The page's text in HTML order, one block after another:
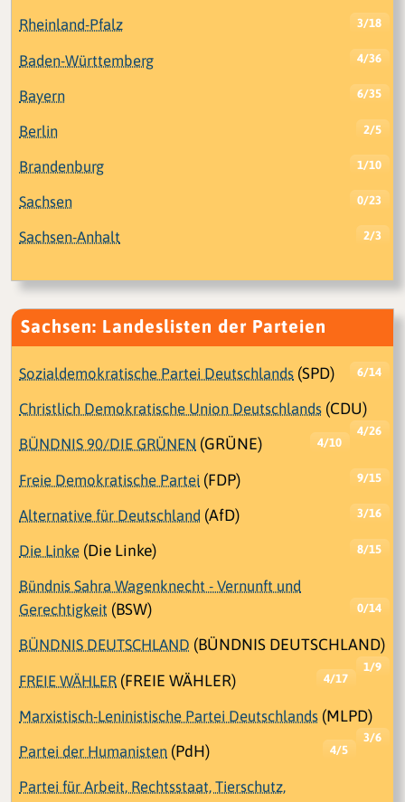
Rheinland-Pfalz 3/18
Baden-Württemberg 4/36
Bayern 6/35
Berlin 2/5
Brandenburg 1/10
Sachsen 0/23
Sachsen-Anhalt 2/3
Sachsen: Landeslisten der Parteien
Sozialdemokratische Partei Deutschlands (SPD) 6/14
Christlich Demokratische Union Deutschlands (CDU)
4/26
BÜNDNIS 90/DIE GRÜNEN (GRÜNE) 4/10
Freie Demokratische Partei (FDP) 9/15
Alternative für Deutschland (AfD) 3/16
Die Linke (Die Linke) 8/15
Bündnis Sahra Wagenknecht - Vernunft und
Gerechtigkeit (BSW) 0/14
BÜNDNIS DEUTSCHLAND (BÜNDNIS DEUTSCHLAND)
1/9
FREIE WÄHLER (FREIE WÄHLER) 4/17
Marxistisch-Leninistische Partei Deutschlands (MLPD)
3/6
Partei der Humanisten (PdH) 4/5
Partei für Arbeit, Rechtsstaat, Tierschutz,